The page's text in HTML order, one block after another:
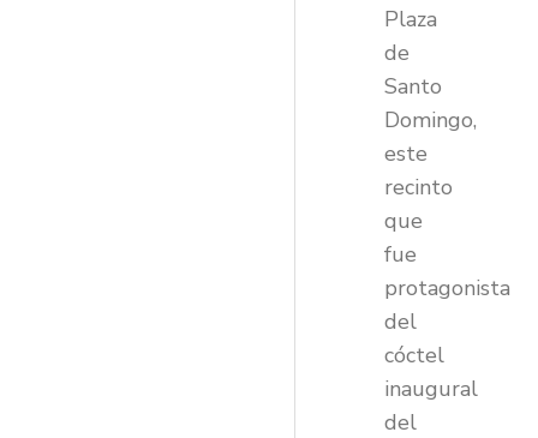
Plaza
de
Santo
Domingo,
este
recinto
que
fue
protagonista
del
cóctel
inaugural
del